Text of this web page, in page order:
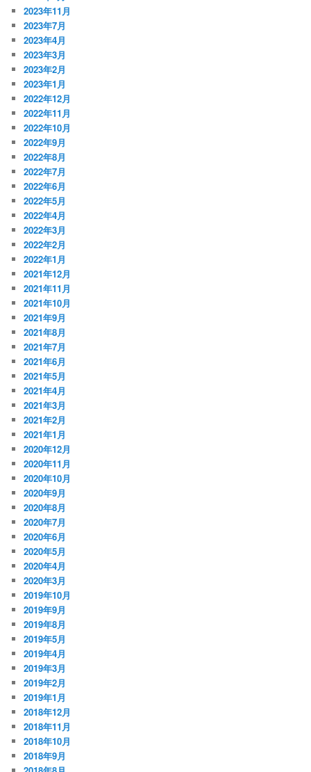
2023年11月
2023年7月
2023年4月
2023年3月
2023年2月
2023年1月
2022年12月
2022年11月
2022年10月
2022年9月
2022年8月
2022年7月
2022年6月
2022年5月
2022年4月
2022年3月
2022年2月
2022年1月
2021年12月
2021年11月
2021年10月
2021年9月
2021年8月
2021年7月
2021年6月
2021年5月
2021年4月
2021年3月
2021年2月
2021年1月
2020年12月
2020年11月
2020年10月
2020年9月
2020年8月
2020年7月
2020年6月
2020年5月
2020年4月
2020年3月
2019年10月
2019年9月
2019年8月
2019年5月
2019年4月
2019年3月
2019年2月
2019年1月
2018年12月
2018年11月
2018年10月
2018年9月